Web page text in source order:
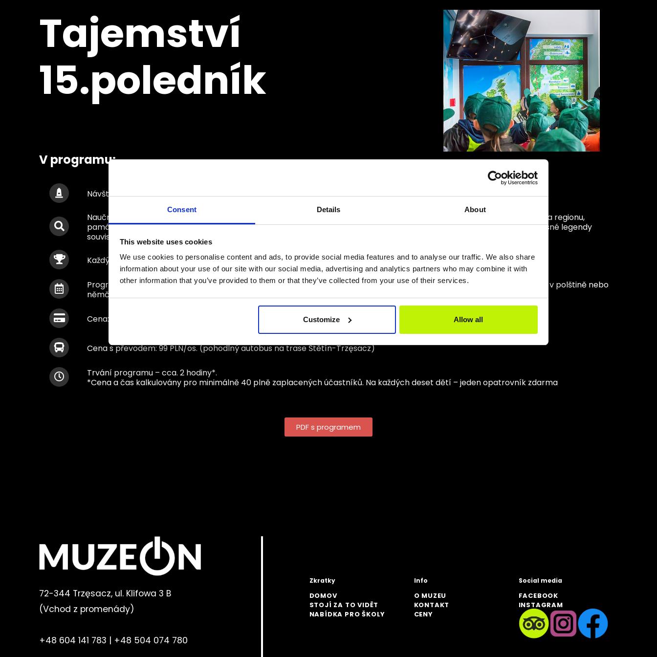
Consent Details About
This website uses cookies
We use cookies to personalise content and ads, to provide social media features and to analyse our traffic. We also share
information about your use of our site with our social media, advertising and analytics partners who may combine it with
other information that you’ve provided to them or that they’ve collected from your use of their services.
Customize Allow all
Tajemství
15.poledník
V programu:
Návštěva MuzeONu – Multimediálního muzea v Trzęsaczi
Naučná cesta po 15. poledníku – přibližně hodinová naučná vycházka s průvodcem. Témata: kulturní dědictví Trzęsacze a regionu,
památky, včetně: zřícenina kostela v Trzęsaczi, vyhlídková plošina, historické a geografické zajímavosti Trzęsacze a úžasné legendy
související s tímto místem, význam 15. poledníku
Každý účastník získává „Evropské osvědčení o pobytu na 15. poledníku“
Program je realizován celoročně – doporučujeme pro předškolní děti, základní školy, střední školy i dospělé. Realizováno v polštině nebo
němčině
Cena: 49 PLN/osoba
Cena s převodem: 99 PLN/os. (pohodlný autobus na trase Štětín-Trzęsacz)
Trvání programu – cca. 2 hodiny*.
*Cena a čas kalkulovány pro minimálně 40 plně zaplacených účastníků. Na každých deset dětí – jeden opatrovník zdarma
PDF s programem
72-344 Trzęsacz, ul. Klifowa 3 B
(Vchod z promenády)
+48 604 141 783 | +48 504 074 780
Zkratky
DOMOV
STOJÍ ZA TO VIDĚT
NABÍDKA PRO ŠKOLY
Info
O MUZEU
KONTAKT
CENY
Social media
FACEBOOK
INSTAGRAM